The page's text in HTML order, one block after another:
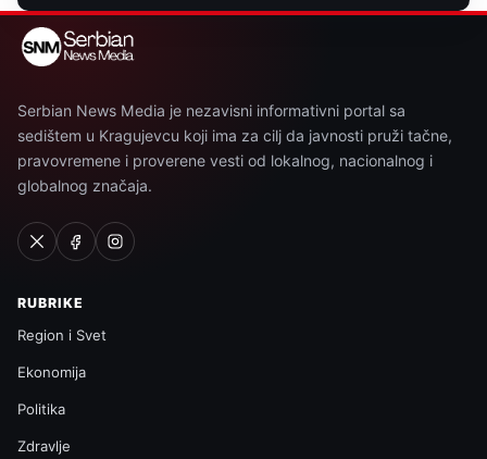
Serbian News Media je nezavisni informativni portal sa
sedištem u Kragujevcu koji ima za cilj da javnosti pruži tačne,
pravovremene i proverene vesti od lokalnog, nacionalnog i
globalnog značaja.
RUBRIKE
Region i Svet
Ekonomija
Politika
Zdravlje